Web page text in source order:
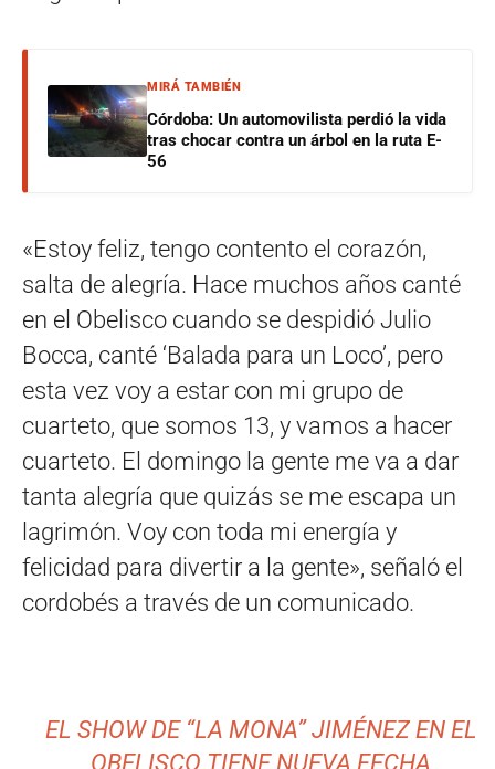
MIRÁ TAMBIÉN
Córdoba: Un automovilista perdió la vida
tras chocar contra un árbol en la ruta E-
56
«Estoy feliz, tengo contento el corazón,
salta de alegría. Hace muchos años canté
en el Obelisco cuando se despidió Julio
Bocca, canté ‘Balada para un Loco’, pero
esta vez voy a estar con mi grupo de
cuarteto, que somos 13, y vamos a hacer
cuarteto. El domingo la gente me va a dar
tanta alegría que quizás se me escapa un
lagrimón. Voy con toda mi energía y
felicidad para divertir a la gente», señaló el
cordobés a través de un comunicado.
EL SHOW DE “LA MONA” JIMÉNEZ EN EL
OBELISCO TIENE NUEVA FECHA